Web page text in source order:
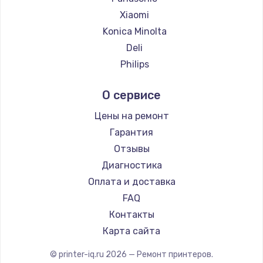
Замена температурного датчика
2500 руб.
Заказать
Замена электроконфорки
Техобслуживание
900 руб.
Заказать
Установка / подключение / демонтаж
1300 руб.
Заказать
Xiaomi
Konica Minolta
Deli
Philips
Kodak
Lexmark
Sharp
TSC
Fujitsu
Godex
О сервисе
Цены на ремонт
Гарантия
Отзывы
Диагностика
Оплата и доставка
FAQ
Контакты
Карта сайта
© printer-iq.ru 2026 — Ремонт принтеров.